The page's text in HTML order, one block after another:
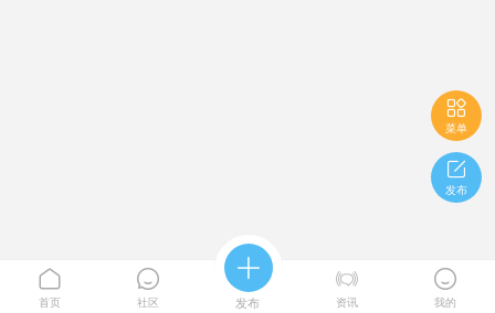

菜单

发布

首页

社区

发布

资讯

我的